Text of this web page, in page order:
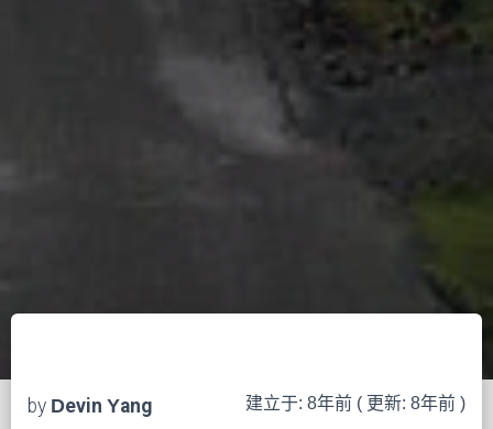
by Devin Yang 建立于: 8年前 ( 更新: 8年前 )